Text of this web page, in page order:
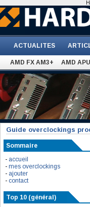
ACTUALITES
AMD FX AM3+ AMD
Guide overclockings
Sommaire
- accueil
- mes overclockings
- ajouter
- contact
Top 10 (général)